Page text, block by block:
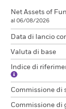
Net Assets of
al 06/08/2026
Data di lancio
Valuta di base
Indice di
Commissione di
Commissione di